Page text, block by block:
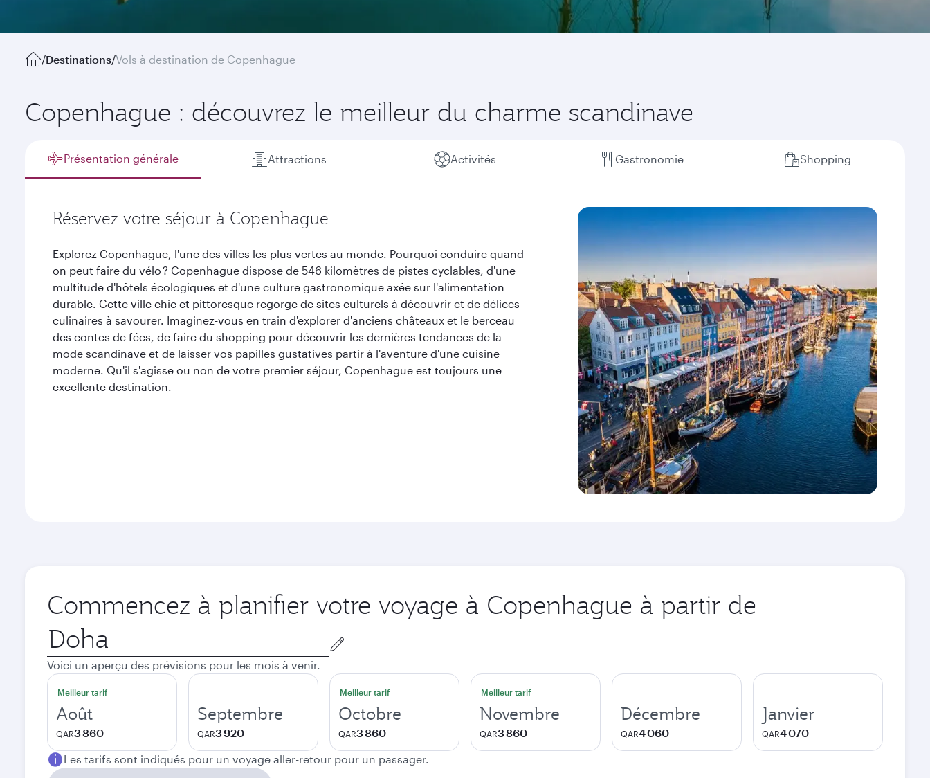
/Destinations/Vols à destination de Copenhague
Copenhague : découvrez le meilleur du charme scandinave
Présentation générale Attractions Activités Gastronomie Shopping
Réservez votre séjour à Copenhague
Explorez Copenhague, l'une des villes les plus vertes au monde. Pourquoi conduire quand
on peut faire du vélo ? Copenhague dispose de 546 kilomètres de pistes cyclables, d'une
multitude d'hôtels écologiques et d'une culture gastronomique axée sur l'alimentation
durable. Cette ville chic et pittoresque regorge de sites culturels à découvrir et de délices
culinaires à savourer. Imaginez-vous en train d'explorer d'anciens châteaux et le berceau
des contes de fées, de faire du shopping pour découvrir les dernières tendances de la
mode scandinave et de laisser vos papilles gustatives partir à l'aventure d'une cuisine
moderne. Qu'il s'agisse ou non de votre premier séjour, Copenhague est toujours une
excellente destination.
Commencez à planifier votre voyage à Copenhague à partir de
Ville
de
départ
Voici un aperçu des prévisions pour les mois à venir.
Meilleur tarif
Août
QAR3 860
Septembre
QAR3 920
Meilleur tarif
Octobre
QAR3 860
Meilleur tarif
Novembre
QAR3 860
Décembre
QAR4 060
Janvier
QAR4 070
Les tarifs sont indiqués pour un voyage aller-retour pour un passager.